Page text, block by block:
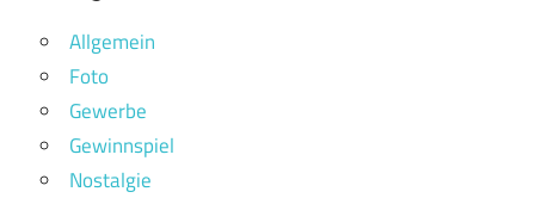
Allgemein
Foto
Gewerbe
Gewinnspiel
Nostalgie